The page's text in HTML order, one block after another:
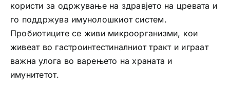
користи за одржување на здравјето на цревата и
го поддржува имунолошкиот систем.
Пробиотиците се живи микроорганизми, кои
живеат во гастроинтестиналниот тракт и играат
важна улога во варењето на храната и
имунитетот.